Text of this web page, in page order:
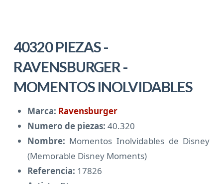
40320 PIEZAS -
RAVENSBURGER -
MOMENTOS INOLVIDABLES
Marca: Ravensburger
Numero de piezas: 40.320
Nombre: Momentos Inolvidables de Disney
(Memorable Disney Moments)
Referencia: 17826